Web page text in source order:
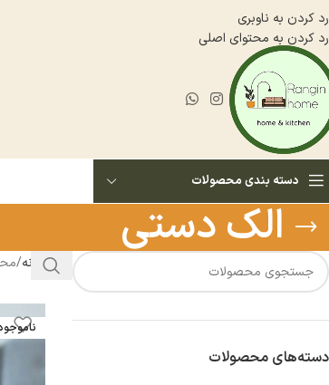
رد کردن به ناوبری
رد کردن به محتوای اصلی
دسته بندی محصولات
الک دستی
دسته‌های محصولات
خانه